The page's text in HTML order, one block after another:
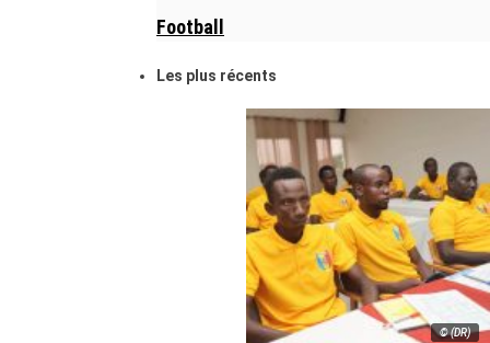
Football
Les plus récents
© (DR)